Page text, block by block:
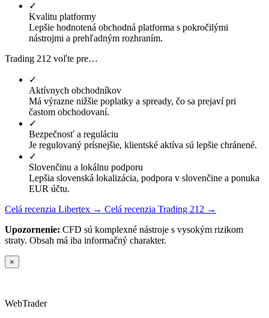
✓
Kvalitu platformy
Lepšie hodnotená obchodná platforma s pokročilými
nástrojmi a prehľadným rozhraním.
Trading 212 voľte pre…
✓
Aktívnych obchodníkov
Má výrazne nižšie poplatky a spready, čo sa prejaví pri
častom obchodovaní.
✓
Bezpečnosť a reguláciu
Je regulovaný prísnejšie, klientské aktíva sú lepšie chránené.
✓
Slovenčinu a lokálnu podporu
Lepšia slovenská lokalizácia, podpora v slovenčine a ponuka
EUR účtu.
Celá recenzia Libertex → Celá recenzia Trading 212 →
Upozornenie: CFD sú komplexné nástroje s vysokým rizikom
straty. Obsah má iba informačný charakter.
×
WebTrader